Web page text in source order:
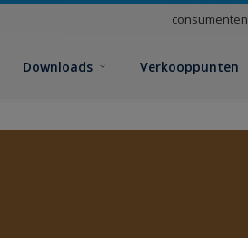
consumenten
Downloads Verkooppunten